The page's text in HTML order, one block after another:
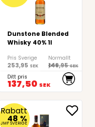
Dunstone Blended
Whisky 40% 1l
Pris Sverige
253,95 SEK
Normallt
pris
149,95 SEK
Ditt pris
137,50 SEK
Rabatt
48 %
JMF SVERIGE